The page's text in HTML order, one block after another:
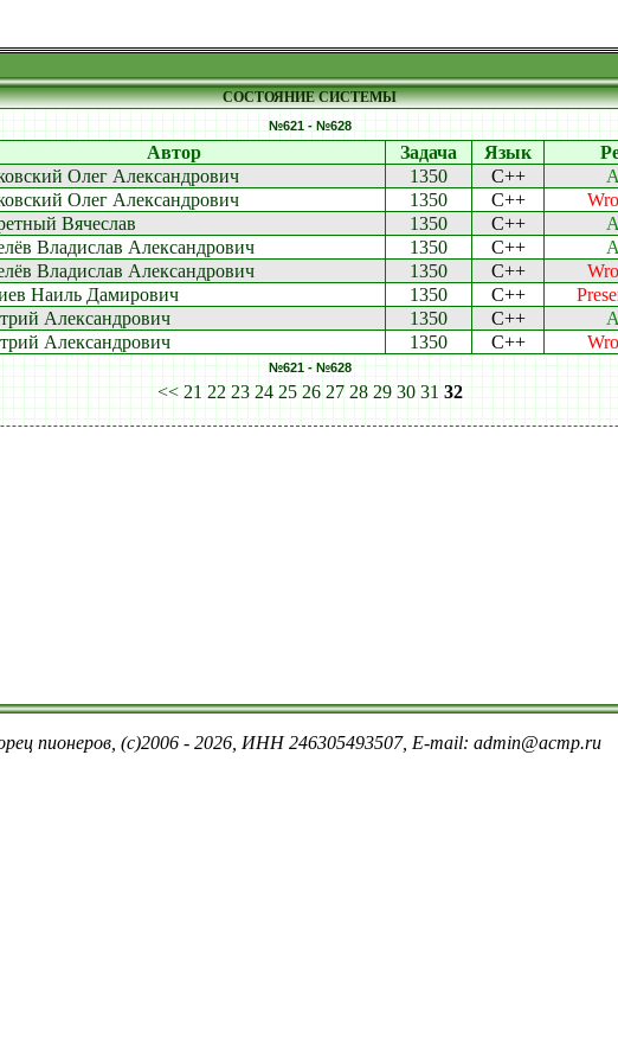
СОСТОЯНИЕ СИСТЕМЫ
№621 - №628
Автор Задача Язык
Олег Александрович 1350 C++
Олег Александрович 1350 C++
Вячеслав 1350 C++
Владислав Александрович 1350 C++
Владислав Александрович 1350 C++
Наиль Дамирович 1350 C++
Александрович 1350 C++
Александрович 1350 C++
№621 - №628
<< 21 22 23 24 25 26 27 28 29 30 31 32
пионеров, (c)2006 - 2026, ИНН 246305493507, E-mail: admin@acmp.ru